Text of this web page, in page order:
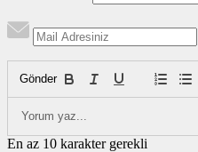
Gönder
En az 10 karakter gerekli